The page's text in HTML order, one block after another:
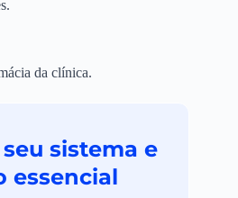
da clínica.
sistema e
essencial